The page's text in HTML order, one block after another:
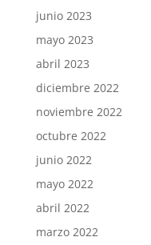
junio 2023
mayo 2023
abril 2023
diciembre 2022
noviembre 2022
octubre 2022
junio 2022
mayo 2022
abril 2022
marzo 2022